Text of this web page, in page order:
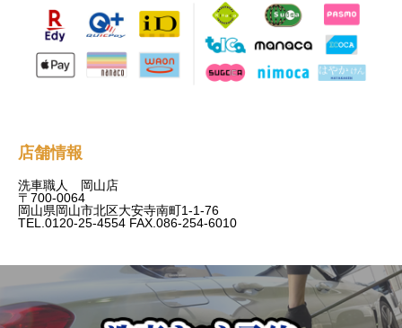
店舗情報
洗車職人 岡山店
〒700-0064
岡山県岡山市北区大安寺南町1-1-76
TEL.0120-25-4554 FAX.086-254-6010